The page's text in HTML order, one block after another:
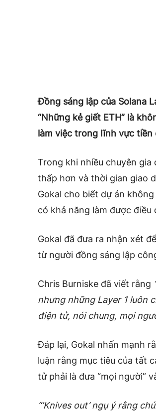
Đồng sáng lập của Solana
“Những kẻ giết ETH” là
làm việc trong lĩnh vực tiền
Trong khi nhiều chuyên gia
thấp hơn và thời gian giao
Gokal cho biết dự án
có khả năng làm được điều
Gokal đã đưa ra nhận xét
từ người đồng sáng lập
Chris Burniske đã viết rằng
nhưng những Layer 1 luôn
điện tử, nói chung, mọi
Đáp lại, Gokal nhấn mạnh
luận rằng mục tiêu của tất
tử phải là đưa “mọi người”
“‘Knives out’ ngụ ý rằng